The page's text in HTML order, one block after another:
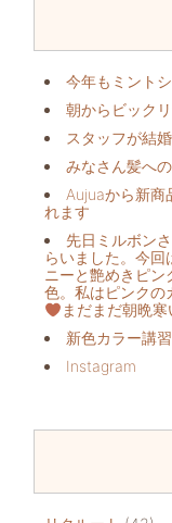
今年もミント
朝からビック
スタッフが結
みなさん髪へ
Aujuaから新商
れます
先日ミルボン
らいました。今回
ニーと艶めきピ
色。私はピンクの
まだまだ朝晩
新色カラー講習
Instagram